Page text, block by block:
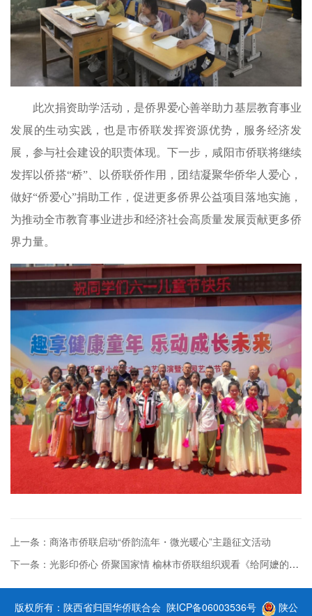
此次捐资助学活动，是侨界爱心善举助力基层教育事业
发展的生动实践，也是市侨联发挥资源优势，服务经济发
展，参与社会建设的职责体现。下一步，咸阳市侨联将继续
发挥以侨搭“桥”、以侨联侨作用，团结凝聚华侨华人爱心，
做好“侨爱心”捐助工作，促进更多侨界公益项目落地实施，
为推动全市教育事业进步和经济社会高质量发展贡献更多侨
界力量。
上一条：商洛市侨联启动“侨韵流年・微光暖心”主题征文活动
下一条：光影印侨心 侨聚国家情 榆林市侨联组织观看《给阿嬷的情书》
版权所有：陕西省归国华侨联合会 陕ICP备06003536号 陕公